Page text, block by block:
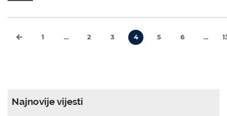
1 ... 2 3 4 5 6 ...
Najnovije vijesti